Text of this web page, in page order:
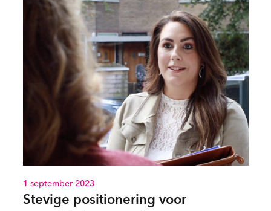
1 september 2023
Stevige positionering voor